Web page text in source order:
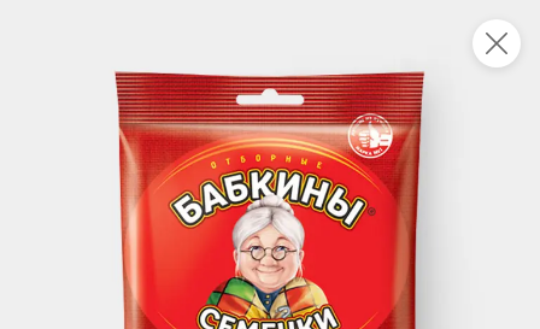
НОВОЕ
Это новая версия сайта KDV
Вернуть старый дизайн